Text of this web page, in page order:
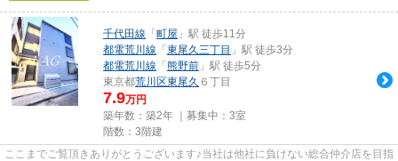
千代田線 「 町屋 」駅 徒歩11分
都電荒川線 「 東尾久三丁目 」駅 徒歩3分
都電荒川線 「 熊野前 」駅 徒歩5分
東京都荒川区東尾久 ６丁目
7.9万円
築年数：築2年 ｜募集中： 3室
階数：3階建
ここまでご覧頂きありがとうございます♪当社は他社に負けない総合仲介店を目指